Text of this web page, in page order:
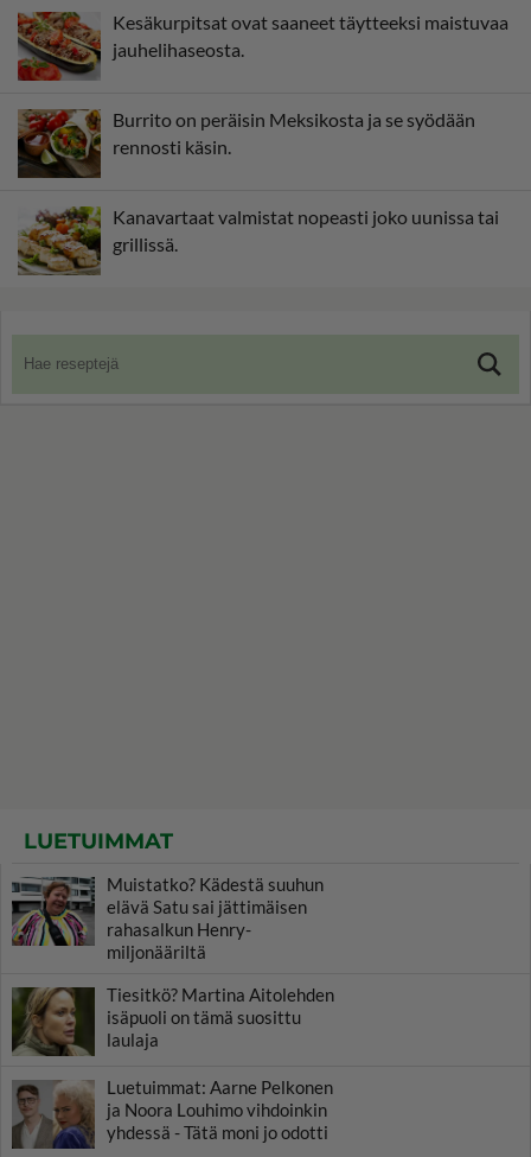
Kesäkurpitsat ovat saaneet täytteeksi maistuvaa
jauhelihaseosta.
Burrito on peräisin Meksikosta ja se syödään
rennosti käsin.
Kanavartaat valmistat nopeasti joko uunissa tai
grillissä.
LUETUIMMAT
Muistatko? Kädestä suuhun
elävä Satu sai jättimäisen
rahasalkun Henry-
miljonääriltä
Tiesitkö? Martina Aitolehden
isäpuoli on tämä suosittu
laulaja
Luetuimmat: Aarne Pelkonen
ja Noora Louhimo vihdoinkin
yhdessä - Tätä moni jo odotti